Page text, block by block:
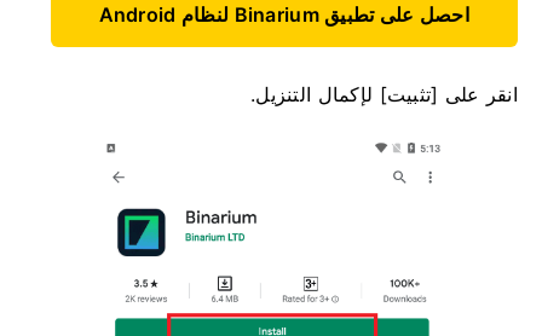
احصل على تطبيق Binarium لنظام Android
انقر على [تثبيت] لإكمال التنزيل.